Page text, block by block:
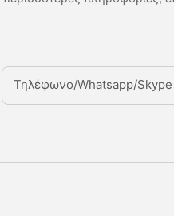
Τηλέφωνο/Whatsapp/Skype